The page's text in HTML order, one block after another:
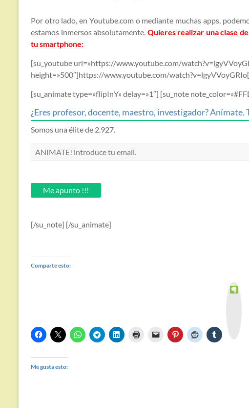
Por otro lado, en Youtube.com o mediante muchas apps,
estamos inmersos absolutamente. Quieres realizar una clase
tu smartphone:
[su_youtube url=»https://www.youtube.com/
height=»500″]https://www.youtube.com/
[su_animate type=»flipInY» delay=»1″] [su_note
¿Eres profesor, docente, maestro, investigador? Anímate.
Somos una élite de 2.927.
ANIMATE!
email.
Me apunto !!!
[/su_note] [/su_animate]
Comparte esto:
Me gusta esto: